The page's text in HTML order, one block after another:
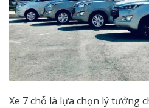
Xe 7 chỗ là lựa chọn lý tưởng